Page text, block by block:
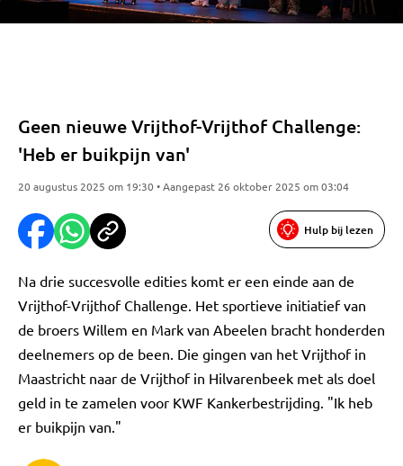
Geen nieuwe Vrijthof-Vrijthof Challenge:
'Heb er buikpijn van'
20 augustus 2025 om 19:30 • Aangepast 26 oktober 2025 om 03:04
Hulp bij lezen
Na drie succesvolle edities komt er een einde aan de
Vrijthof-Vrijthof Challenge. Het sportieve initiatief van
de broers Willem en Mark van Abeelen bracht honderden
deelnemers op de been. Die gingen van het Vrijthof in
Maastricht naar de Vrijthof in Hilvarenbeek met als doel
geld in te zamelen voor KWF Kankerbestrijding. "Ik heb
er buikpijn van."